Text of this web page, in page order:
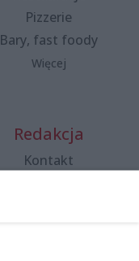
Pizzerie
Bary, fast foody
Więcej
Redakcja
Kontakt